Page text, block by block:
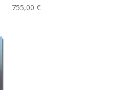
755,00€